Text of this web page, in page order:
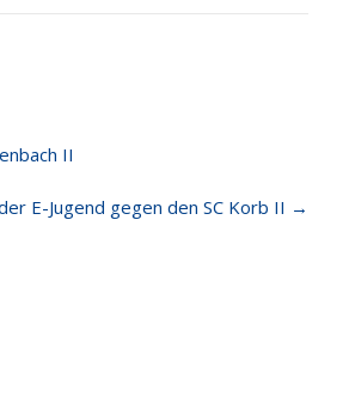
II
E-Jugend gegen den SC Korb II →